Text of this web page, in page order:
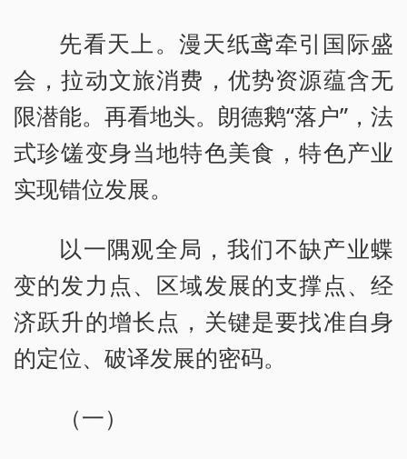
先看天上。漫天纸鸢牵引国际盛
会，拉动文旅消费，优势资源蕴含无
限潜能。再看地头。朗德鹅“落户”，法
式珍馐变身当地特色美食，特色产业
实现错位发展。
以一隅观全局，我们不缺产业蝶
变的发力点、区域发展的支撑点、经
济跃升的增长点，关键是要找准自身
的定位、破译发展的密码。
（一）